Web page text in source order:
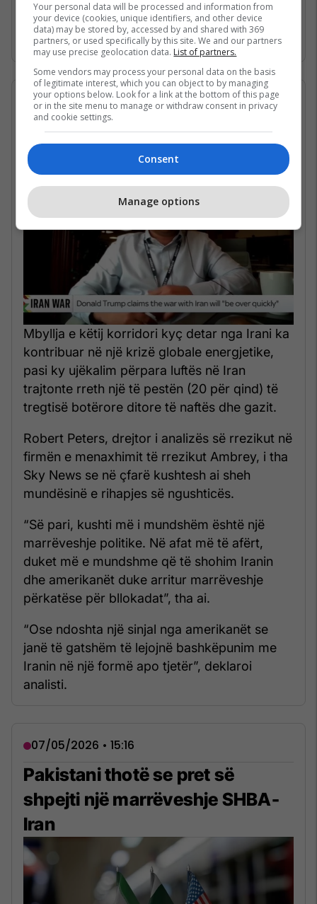
Gjirin Persik dhe nuk janë në gjendje të arrijnë
në det të hapur për shkak të bllokadës
iraniane. /Telegrafi/
07/05/2026 • 16:19
Në çfarë kushtesh mund të
rihapet Ngushtica e Hormuzit?
Mbyllja e këtij korridori kyç detar nga Irani ka
kontribuar në një krizë globale energjetike,
pasi ky ujëkalim përpara luftës në Iran
trajtonte rreth një të pestën (20 për qind) të
tregtisë botërore ditore të naftës dhe gazit.
Robert Peters, drejtor i analizës së rrezikut në
firmën e menaxhimit të rrezikut Ambrey, i tha
Sky News se në çfarë kushtesh ai sheh
mundësinë e rihapjes së ngushticës.
“Së pari, kushti më i mundshëm është një
marrëveshje politike. Në afat më të afërt,
duket më e mundshme që të shohim Iranin
dhe amerikanët duke arritur marrëveshje
përkatëse për bllokadat”, tha ai.
“Ose ndoshta një sinjal nga amerikanët se
janë të gatshëm të lejojnë bashkëpunim me
Iranin në një formë apo tjetër”, deklaroi
analisti.
07/05/2026 • 15:16
Pakistani thotë se pret së
shpejti një marrëveshje SHBA-
Iran
Your personal data will be processed and information from
your device (cookies, unique identifiers, and other device
data) may be stored by, accessed by and shared with 369
partners, or used specifically by this site. We and our partners
may use precise geolocation data. List of partners.
Some vendors may process your personal data on the basis
of legitimate interest, which you can object to by managing
your options below. Look for a link at the bottom of this page
or in the site menu to manage or withdraw consent in privacy
and cookie settings.
Consent
Manage options